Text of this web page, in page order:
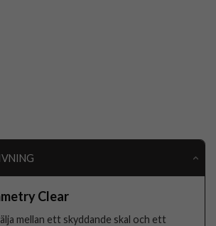
Clear
mellan ett skyddande skal och ett